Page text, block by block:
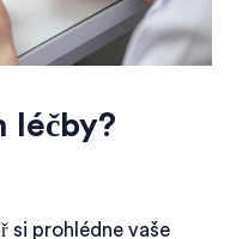
léčby?
si prohlédne vaše